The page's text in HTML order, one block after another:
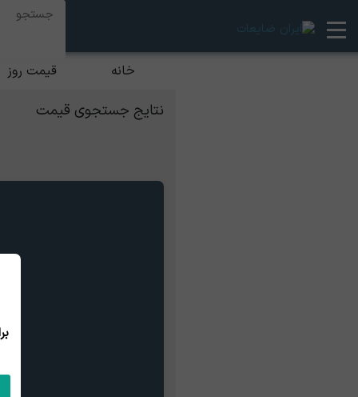
خانه قیمت روز
نتایج جستجوی قیمت